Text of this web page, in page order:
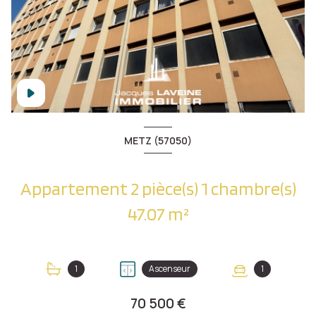
METZ (57050)
Appartement 2 pièce(s) 1 chambre(s)
47.07 m²
1 Ascenseur 1
70 500 €